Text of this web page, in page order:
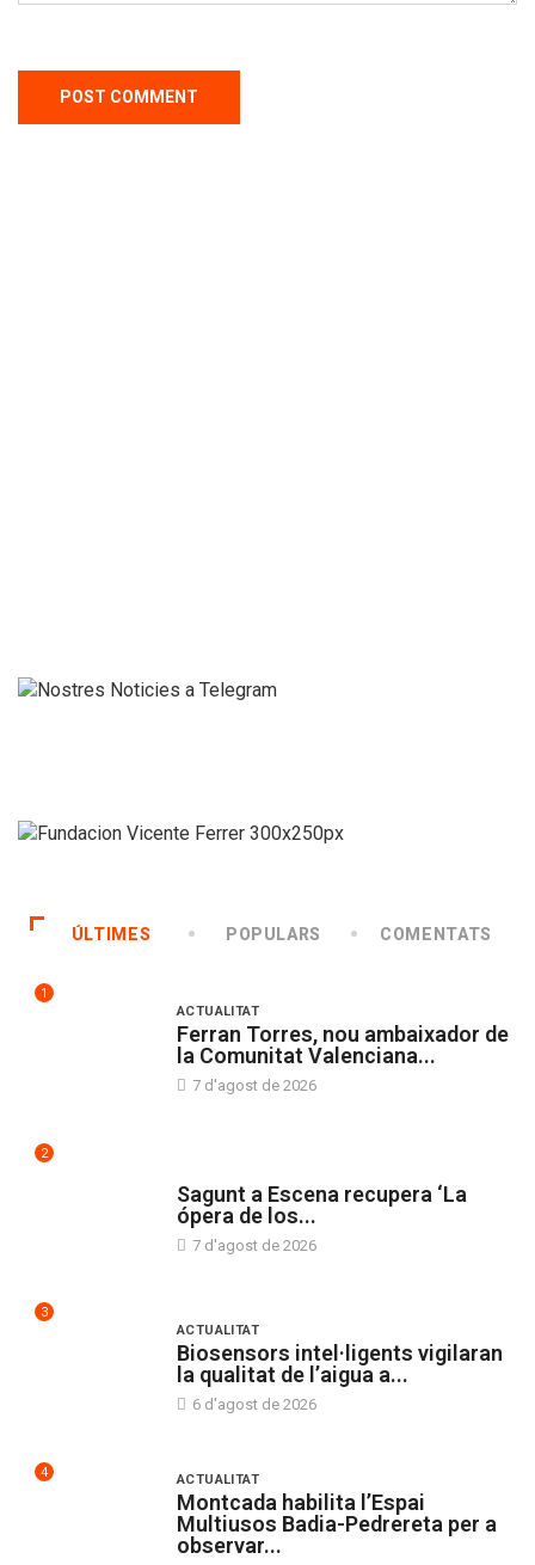
ÚLTIMES POPULARS COMENTATS
1
ACTUALITAT
Ferran Torres, nou ambaixador de
la Comunitat Valenciana...
7 d'agost de 2026
2
Sagunt a Escena recupera ‘La
ópera de los...
7 d'agost de 2026
3
ACTUALITAT
Biosensors intel·ligents vigilaran
la qualitat de l’aigua a...
6 d'agost de 2026
4 ACTUALITAT
Montcada habilita l’Espai
Multiusos Badia-Pedrereta per a
observar...